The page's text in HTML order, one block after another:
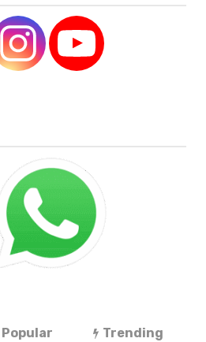
Popular Trending